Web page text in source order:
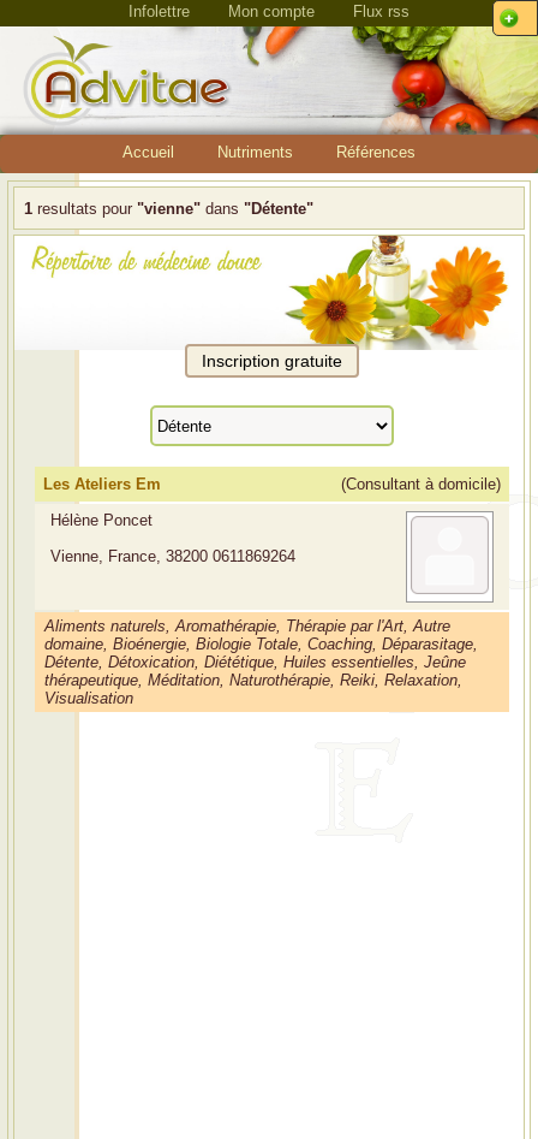
Infolettre Mon compte Flux rss
Accueil Nutriments Références
1 resultats pour "vienne" dans "Détente"
Les Ateliers Em
(Consultant à domicile)
Hélène Poncet
Vienne, France, 38200 0611869264
Aliments naturels, Aromathérapie, Thérapie par l'Art, Autre
domaine, Bioénergie, Biologie Totale, Coaching, Déparasitage,
Détente, Détoxication, Diététique, Huiles essentielles, Jeûne
thérapeutique, Méditation, Naturothérapie, Reiki, Relaxation,
Visualisation